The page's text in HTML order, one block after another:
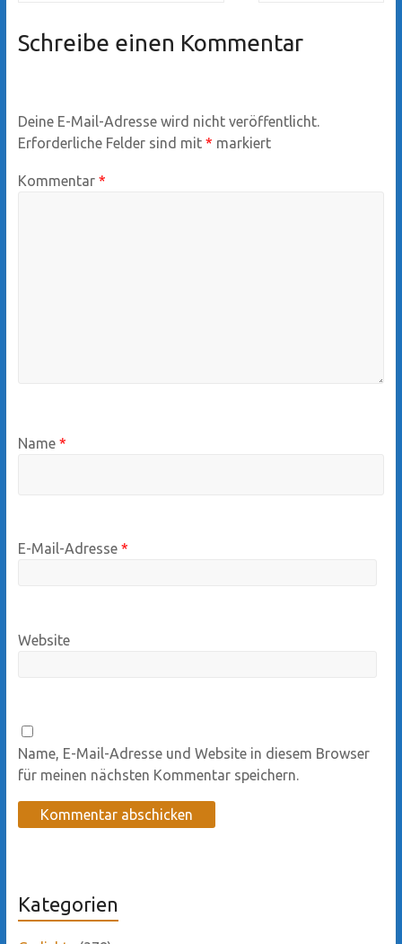
Schreibe einen Kommentar
Deine E-Mail-Adresse wird nicht veröffentlicht.
Erforderliche Felder sind mit * markiert
Kommentar *
Name *
E-Mail-Adresse *
Website
Name, E-Mail-Adresse und Website in diesem Browser
für meinen nächsten Kommentar speichern.
Kategorien